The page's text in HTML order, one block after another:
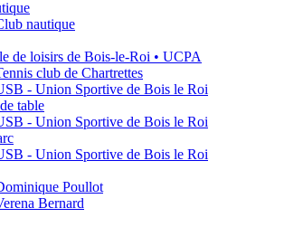
nautique
de loisirs de Bois-le-Roi • UCPA
club de Chartrettes
- Union Sportive de Bois le Roi
table
- Union Sportive de Bois le Roi
- Union Sportive de Bois le Roi
Poullot
Bernard